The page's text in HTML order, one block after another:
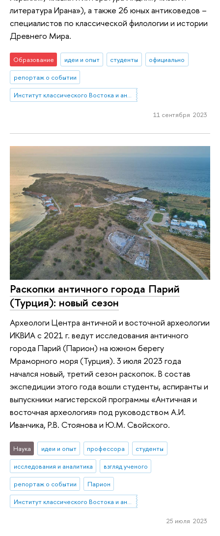
литература Ирана»), а также 26 юных антиковедов –
специалистов по классической филологии и истории
Древнего Мира.
Образование идеи и опыт студенты
официально
репортаж о событии
Институт классического Востока и античности
11 сентября 2023
Раскопки античного города Парий
(Турция): новый сезон
Археологи Центра античной и восточной археологии
ИКВИА с 2021 г. ведут исследования античного
города Парий (Парион) на южном берегу
Мраморного моря (Турция). 3 июля 2023 года
начался новый, третий сезон раскопок. В состав
экспедиции этого года вошли студенты, аспиранты и
выпускники магистерской программы «Античная и
восточная археология» под руководством А.И.
Иванчика, Р.В. Стоянова и Ю.М. Свойского.
Наука идеи и опыт профессора
студенты
исследования и аналитика
взгляд ученого
репортаж о событии
Парион
25 июля 2023